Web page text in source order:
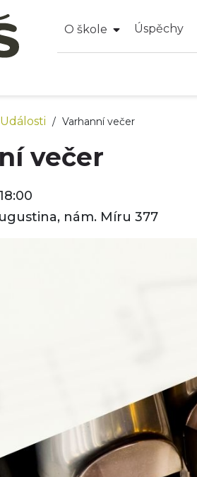
O škole Úspěchy
Události / Varhanní večer
večer
nám. Míru 377